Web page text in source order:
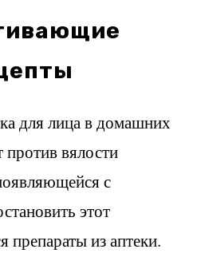
для лица в домашних
против вялости
с
этот
препараты из аптеки.